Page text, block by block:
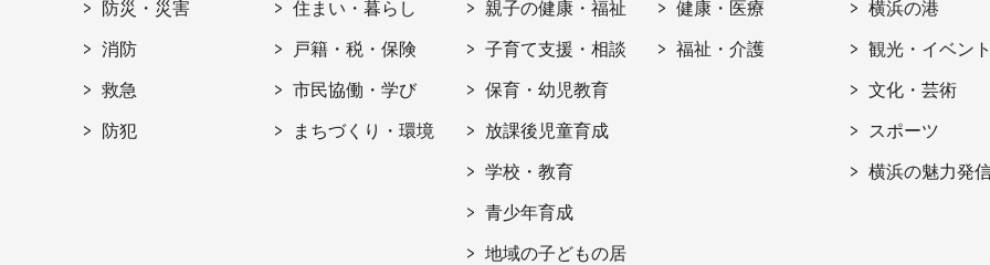
防災・災害
消防
救急
防犯
住まい・暮らし
戸籍・税・保険
市民協働・学び
まちづくり・環境
親子の健康・福祉
子育て支援・相談
保育・幼児教育
放課後児童育成
学校・教育
青少年育成
地域の子どもの居
健康・医療
福祉・介護
横浜の港
観光・イベント
文化・芸術
スポーツ
横浜の魅力発